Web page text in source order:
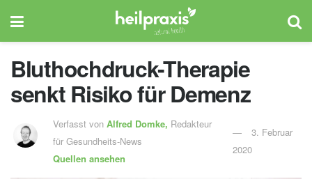
Bluthochdruck-Therapie
senkt Risiko für Demenz
Verfasst vonAlfred Domke, Redakteur
für Gesundheits-News
Quellen ansehen
3. Februar
2020